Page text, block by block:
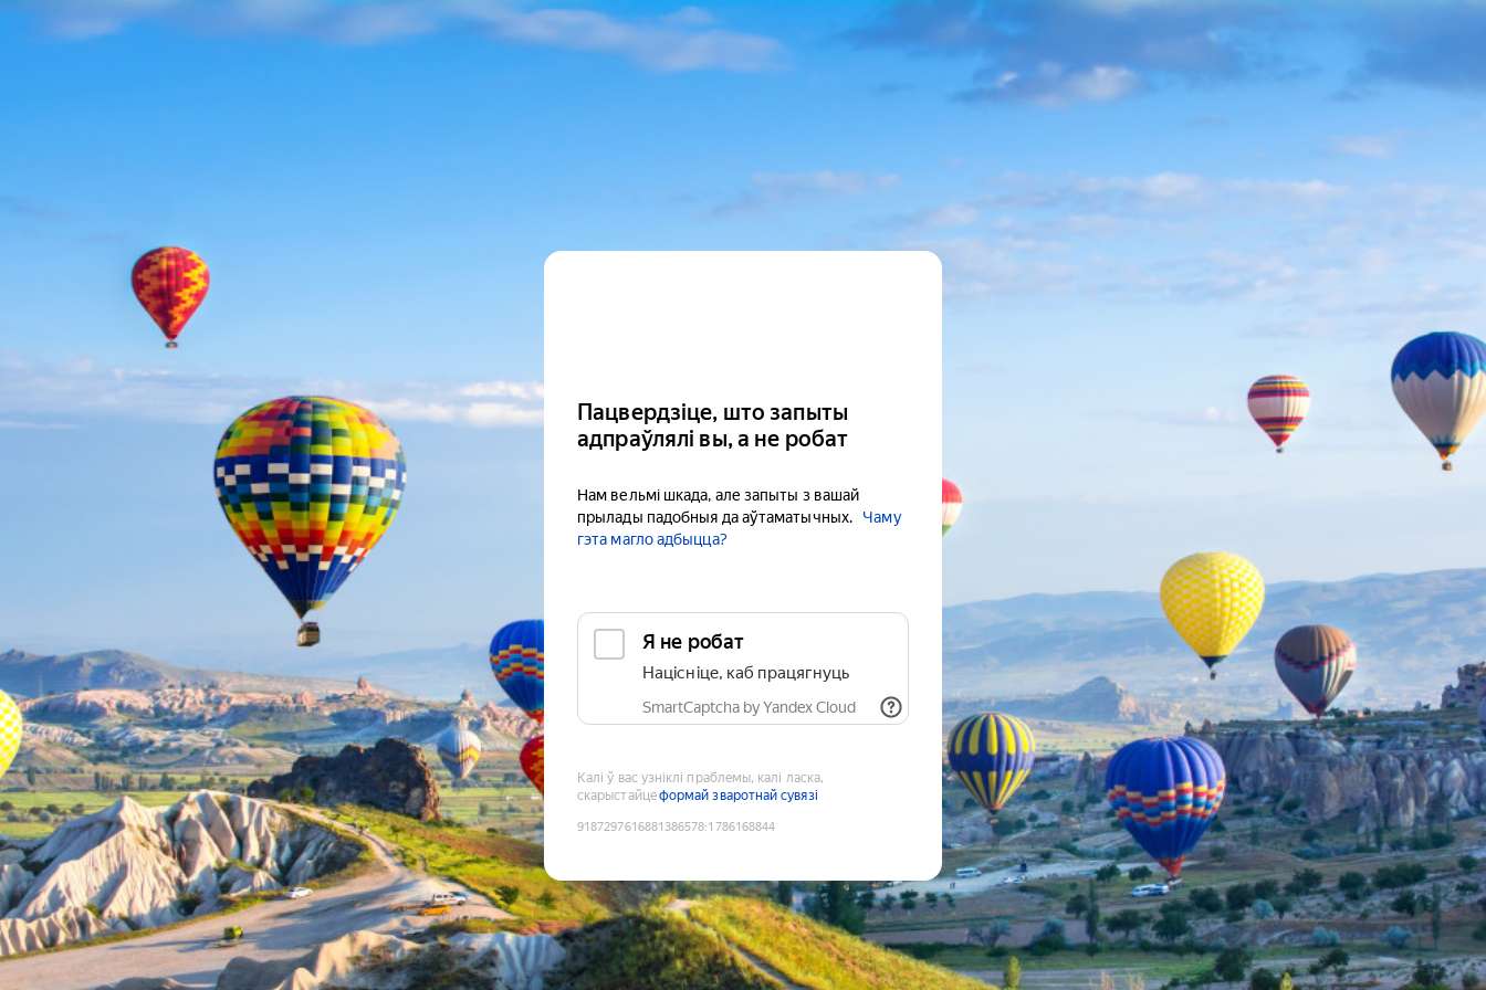
Пацвердзіце, што запыты
адпраўлялі вы, а не робат
Нам вельмі шкада, але запыты з вашай
прылады падобныя да аўтаматычных.
Чаму
гэта магло адбыцца?
Я не робат
Націсніце, каб працягнуць
SmartCaptcha by Yandex Cloud
Калі ў вас узніклі праблемы, калі ласка,
скарыстайцеформай зваротнай сувязі
9187297616881386578:1786168844